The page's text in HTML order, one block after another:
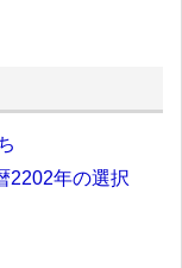
2202年の選択